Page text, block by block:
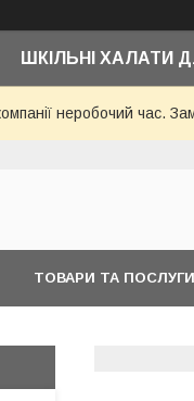
ШКІЛЬНІ ХАЛАТИ
неробочий час.
ТОВАРИ ТА ПОСЛУГИ